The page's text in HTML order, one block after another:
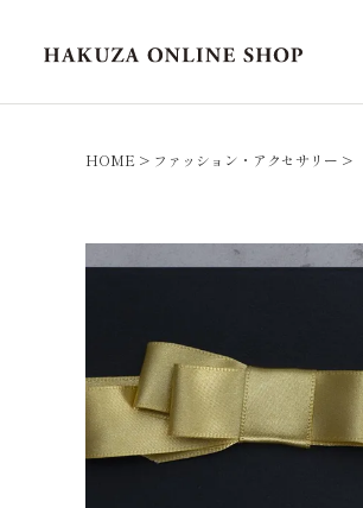
HOME ファッション・アクセサリー